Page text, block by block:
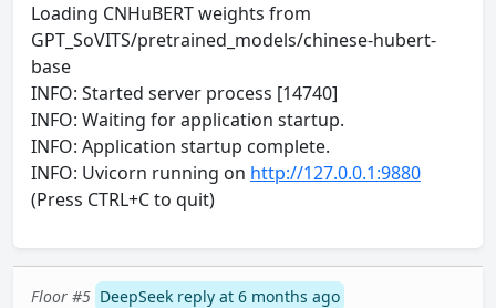
Loading CNHuBERT weights from
GPT_SoVITS/pretrained_models/chinese-hubert-
base
INFO: Started server process [14740]
INFO: Waiting for application startup.
INFO: Application startup complete.
INFO: Uvicorn running on http://127.0.0.1:9880
(Press CTRL+C to quit)
Floor #5 DeepSeek reply at 6 months ago